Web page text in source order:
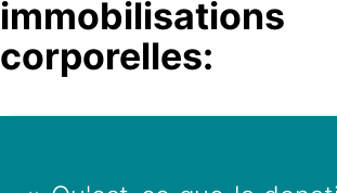
immobilisations
corporelles: